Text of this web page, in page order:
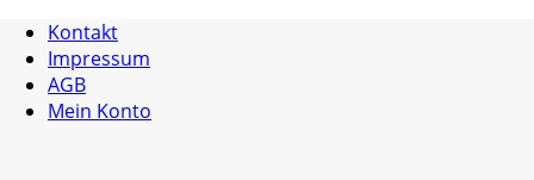
Kontakt
Impressum
AGB
Mein Konto